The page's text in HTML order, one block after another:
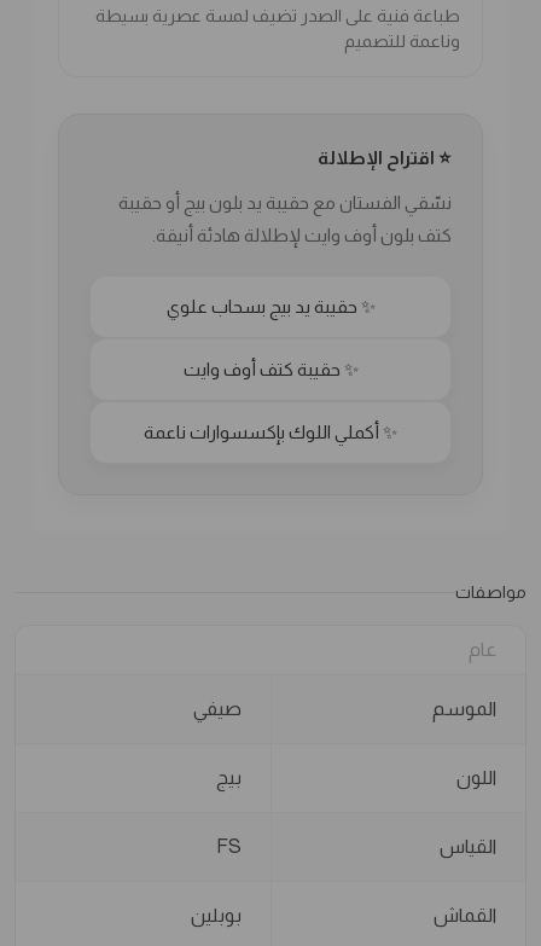
طباعة فنية على الصدر تضيف لمسة عصرية بسيطة
وناعمة للتصميم
⭐ اقتراح الإطلالة
نسّقي الفستان مع حقيبة يد بلون بيج أو حقيبة
كتف بلون أوف وايت لإطلالة هادئة أنيقة.
✨ حقيبة يد بيج بسحاب علوي
✨ حقيبة كتف أوف وايت
✨ أكملي اللوك بإكسسوارات ناعمة
مواصفات
عام
الموسم صيفي
اللون بيج
القياس FS
القماش بوبلين